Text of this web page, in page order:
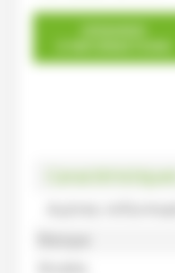
Caractéristiques